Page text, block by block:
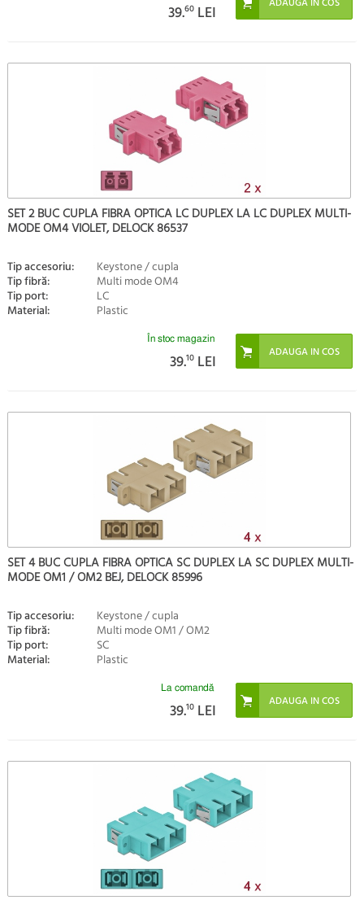
39.60 LEI
SET 2 BUC CUPLA FIBRA OPTICA LC DUPLEX LA LC DUPLEX MULTI-
MODE OM4 VIOLET, DELOCK 86537
Tip accesoriu: Keystone / cupla
Tip fibră: Multi mode OM4
Tip port: LC
Material: Plastic
În stoc magazin
39.10 LEI
SET 4 BUC CUPLA FIBRA OPTICA SC DUPLEX LA SC DUPLEX MULTI-
MODE OM1 / OM2 BEJ, DELOCK 85996
Tip accesoriu: Keystone / cupla
Tip fibră: Multi mode OM1 / OM2
Tip port: SC
Material: Plastic
La comandă
39.10 LEI